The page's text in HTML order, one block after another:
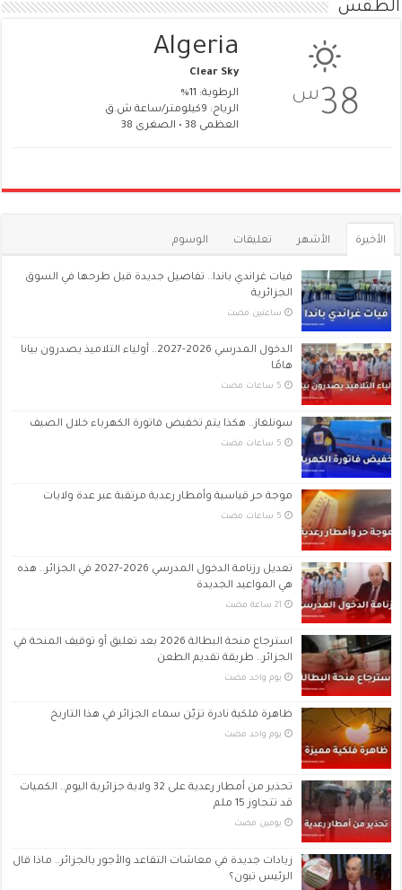
الطقس
38 س
Algeria
Clear Sky
الرطوبة: 11%
الرياح: 9كيلومتر/ساعة ش.ق
العظمى 38 • الصغرى 38
الأخيرة الأشهر تعليقات الوسوم
فيات غراندي باندا.. تفاصيل جديدة قبل طرحها في السوق
الجزائرية
‏ساعتين مضت
الدخول المدرسي 2026-2027.. أولياء التلاميذ يصدرون بيانا
هامًا
سونلغاز.. هكذا يتم تخفيض فاتورة الكهرباء خلال الصيف
موجة حر قياسية وأمطار رعدية مرتقبة عبر عدة ولايات
تعديل رزنامة الدخول المدرسي 2026-2027 في الجزائر.. هذه
هي المواعيد الجديدة
استرجاع منحة البطالة 2026 بعد تعليق أو توقيف المنحة في
الجزائر.. طريقة تقديم الطعن
‏يوم واحد مضت
ظاهرة فلكية نادرة تزيّن سماء الجزائر في هذا التاريخ
‏يوم واحد مضت
تحذير من أمطار رعدية على 32 ولاية جزائرية اليوم.. الكميات
قد تتجاوز 15 ملم
‏يومين مضت
زيادات جديدة في معاشات التقاعد والأجور بالجزائر.. ماذا قال
الرئيس تبون؟